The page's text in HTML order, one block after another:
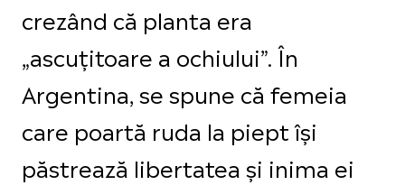
crezând că planta era
„ascuțitoare a ochiului”. În
Argentina, se spune că femeia
care poartă ruda la piept își
păstrează libertatea și inima ei